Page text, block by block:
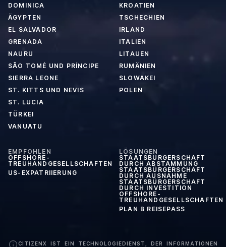
DOMINICA
ÄGYPTEN
EL SALVADOR
GRENADA
NAURU
SÃO TOMÉ UND PRÍNCIPE
SIERRA LEONE
ST. KITTS UND NEVIS
ST. LUCIA
TÜRKEI
VANUATU
KROATIEN
TSCHECHIEN
IRLAND
ITALIEN
LITAUEN
RUMÄNIEN
SLOWAKEI
POLEN
EMPFOHLEN
OFFSHORE-
TREUHANDGESELLSCHAFTEN
US-EXPATRIIERUNG
LÖSUNGEN
STAATSBÜRGERSCHAFT
DURCH ABSTAMMUNG
STAATSBÜRGERSCHAFT
DURCH AUSNAHME
STAATSBÜRGERSCHAFT
DURCH INVESTITION
OFFSHORE-
TREUHANDGESELLSCHAFTEN
PLAN B REISEPASS
CITIZENX IST EIN TECHNOLOGIEDIENST, DER INFORMATIONEN